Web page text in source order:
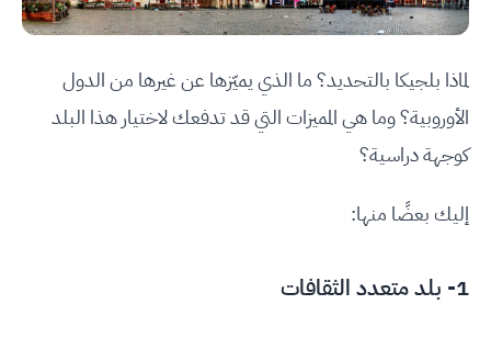
لماذا بلجيكا بالتحديد؟ ما الذي يميّزها عن غيرها من الدول
الأوروبية؟ وما هي المميزات التي قد تدفعك لاختيار هذا البلد
كوجهة دراسية؟
إليك بعضًا منها:
1- بلد متعدد الثقافات